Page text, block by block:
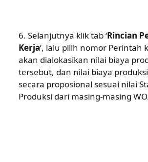
6. Selanjutnya klik tab ‘Rincian
Kerja’, lalu pilih nomor Perintah
akan dialokasikan nilai biaya
tersebut, dan nilai biaya
secara proposional sesuai nilai
Produksi dari masing-masing